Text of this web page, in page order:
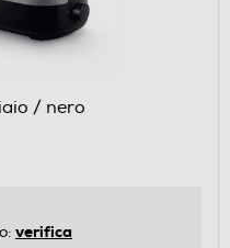
/ nero
verifica